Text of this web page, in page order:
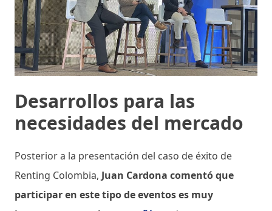
Desarrollos para las
necesidades del mercado
Posterior a la presentación del caso de éxito de
Renting Colombia, Juan Cardona comentó que
participar en este tipo de eventos es muy